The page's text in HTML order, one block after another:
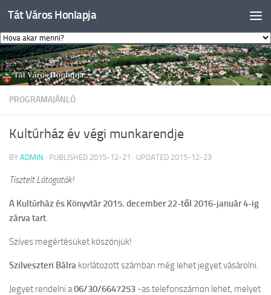
Skip to content
Tát Város Honlapja
PROGRAMAJÁNLÓ
Kultúrház év végi munkarendje
BY ADMIN · PUBLISHED 2015-12-21 · UPDATED 2015-12-23
Tisztelt Látogatók!
A Kultúrház és Könyvtár 2015. december 22-től 2016-január 4-ig
zárva tart.
Szíves megértésüket köszönjük!
Szilveszteri Bálra korlátozott számban még lehet jegyet vásárolni.
Jegyet rendelni a06/30/6647253 -as telefonszámon lehet, melyet